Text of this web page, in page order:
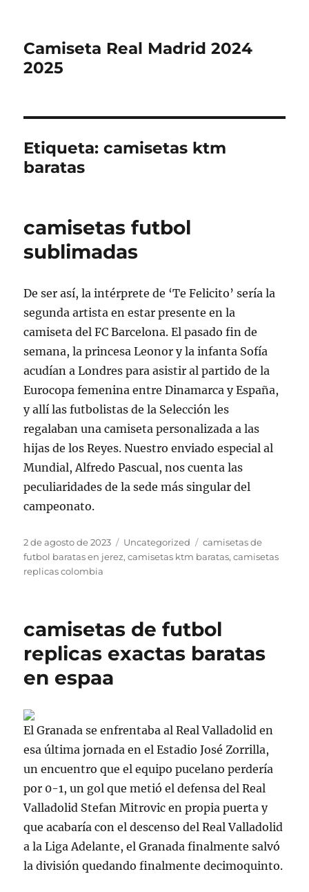
Camiseta Real Madrid 2024
2025
Etiqueta:camisetas ktm
baratas
camisetas futbol
sublimadas
De ser así, la intérprete de ‘Te Felicito’ sería la
segunda artista en estar presente en la
camiseta del FC Barcelona. El pasado fin de
semana, la princesa Leonor y la infanta Sofía
acudían a Londres para asistir al partido de la
Eurocopa femenina entre Dinamarca y España,
y allí las futbolistas de la Selección les
regalaban una camiseta personalizada a las
hijas de los Reyes. Nuestro enviado especial al
Mundial, Alfredo Pascual, nos cuenta las
peculiaridades de la sede más singular del
campeonato.
Publicado
el
2 de agosto de 2023 Categorías
Uncategorized Etiquetas
camisetas de
futbol baratas en jerez,camisetas ktm baratas,camisetas
replicas colombia
camisetas de futbol
replicas exactas baratas
en espaa
El Granada se enfrentaba al Real Valladolid en
esa última jornada en el Estadio José Zorrilla,
un encuentro que el equipo pucelano perdería
por 0-1, un gol que metió el defensa del Real
Valladolid Stefan Mitrovic en propia puerta y
que acabaría con el descenso del Real Valladolid
a la Liga Adelante, el Granada finalmente salvó
la división quedando finalmente decimoquinto.